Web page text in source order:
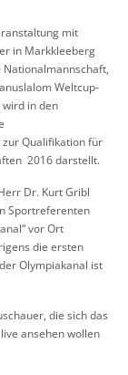
mit
in Markkleeberg
Nationalmannschaft,
Weltcup-
in den
zur Qualifikation für
2016 darstellt.
Dr. Kurt Gribl
Sportreferenten
vor Ort
die ersten
Olympiakanal ist
die sich das
ansehen wollen